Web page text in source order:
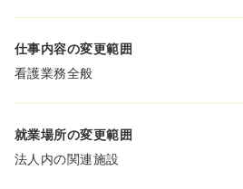
仕事内容の変更範囲
看護業務全般
就業場所の変更範囲
法人内の関連施設